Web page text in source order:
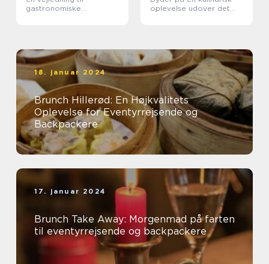
gastronomiske
oplevelse udover det
18. januar 2024
Brunch Hillerød: En Højkvalitets
Oplevelse for Eventyrrejsende og
Backpackere
17. januar 2024
Brunch Take Away: Morgenmad på farten
til eventyrrejsende og backpackere